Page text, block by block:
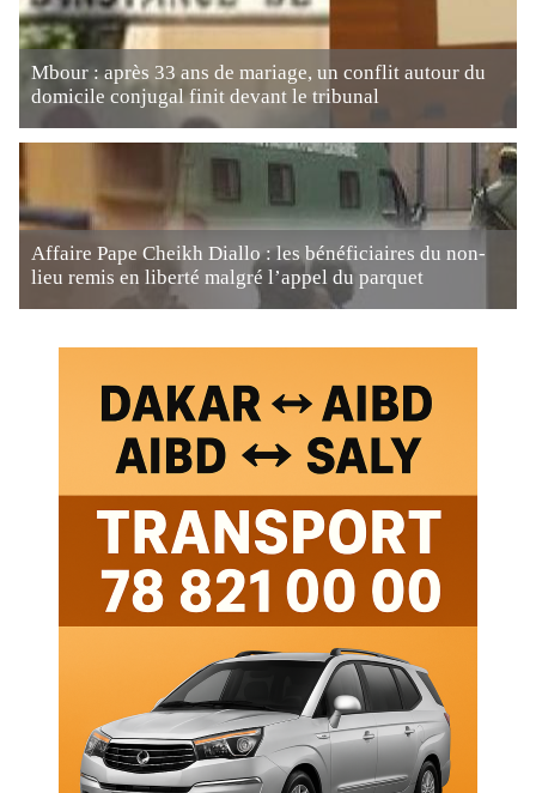
Mbour : après 33 ans de mariage, un conflit autour du
domicile conjugal finit devant le tribunal
Affaire Pape Cheikh Diallo : les bénéficiaires du non-
lieu remis en liberté malgré l’appel du parquet